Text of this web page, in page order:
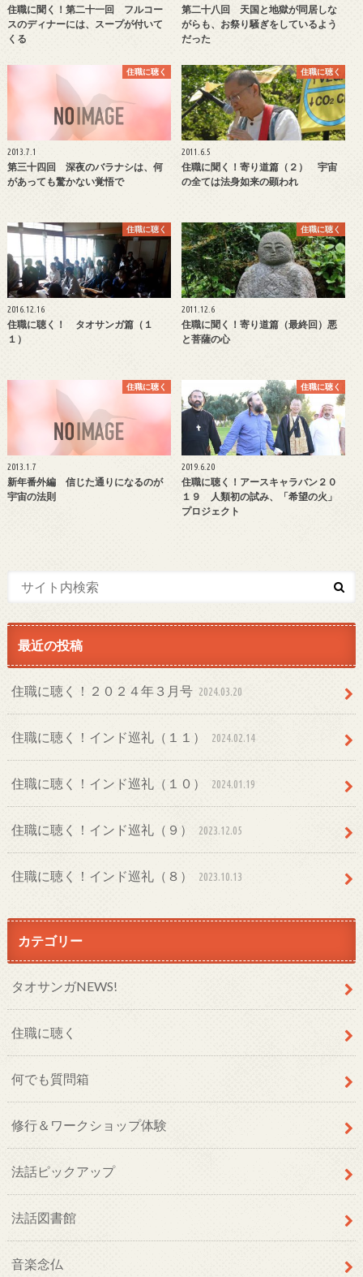
住職に聞く！第二十一回 フルコー
スのディナーには、スープが付いて
くる
第二十八回 天国と地獄が同居しな
がらも、お祭り騒ぎをしているよう
だった
住職に聴く
2013.7.1
第三十四回 深夜のバラナシは、何
があっても驚かない覚悟で
住職に聴く
2011.6.5
住職に聞く！寄り道篇（２） 宇宙
の全ては法身如来の顕われ
住職に聴く
2016.12.16
住職に聴く！ タオサンガ篇（１
１）
住職に聴く
2011.12.6
住職に聞く！寄り道篇（最終回）悪
と菩薩の心
住職に聴く
2013.1.7
新年番外編 信じた通りになるのが
宇宙の法則
住職に聴く
2019.6.20
住職に聴く！アースキャラバン２０
１９ 人類初の試み、「希望の火」
プロジェクト
最近の投稿
住職に聴く！２０２４年３月号 2024.03.20
住職に聴く！インド巡礼（１１） 2024.02.14
住職に聴く！インド巡礼（１０） 2024.01.19
住職に聴く！インド巡礼（９） 2023.12.05
住職に聴く！インド巡礼（８） 2023.10.13
カテゴリー
タオサンガNEWS!
住職に聴く
何でも質問箱
修行＆ワークショップ体験
法話ピックアップ
法話図書館
音楽念仏